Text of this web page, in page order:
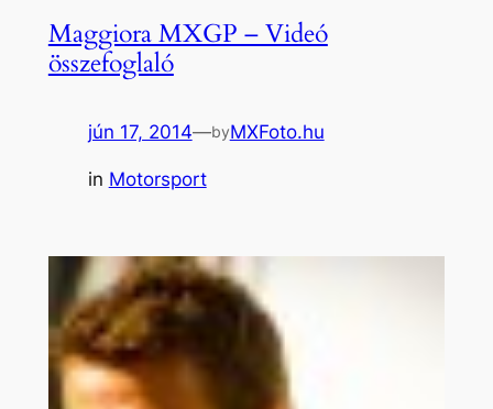
Maggiora MXGP – Videó
összefoglaló
jún 17, 2014—byMXFoto.hu
in Motorsport